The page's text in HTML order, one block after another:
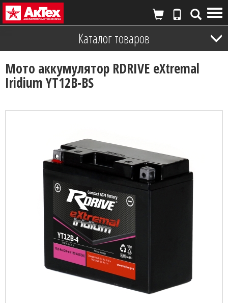
Каталог товаров
Мото аккумулятор RDRIVE eXtremal
Iridium YT12B-BS